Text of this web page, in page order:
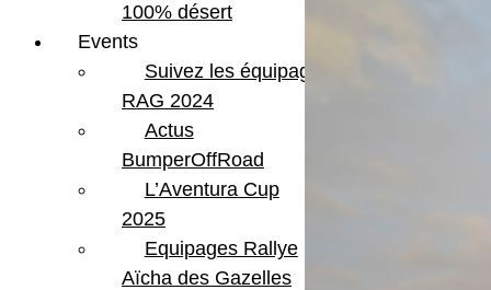
100% désert
Events
Suivez les équipages
RAG 2024
Actus
BumperOffRoad
L’Aventura Cup
2025
Equipages Rallye
Aïcha des Gazelles